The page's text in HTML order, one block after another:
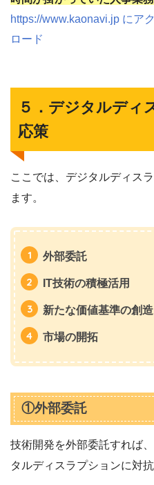
https://www.kaonavi.jp にア
ロード
５．デジタルディ
応策
ここでは、デジタルディス
ます。
外部委託
IT技術の積極活用
新たな価値基準の創造
市場の開拓
①外部委託
技術開発を外部委託すれば
タルディスラプションに対